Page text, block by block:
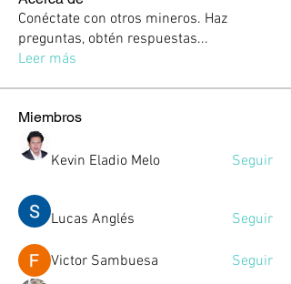
Conéctate con otros mineros. Haz
preguntas, obtén respuestas...
Leer más
Miembros
Kevin Eladio Melo Seguir
Lucas Anglés Seguir
Victor Sambuesa Seguir